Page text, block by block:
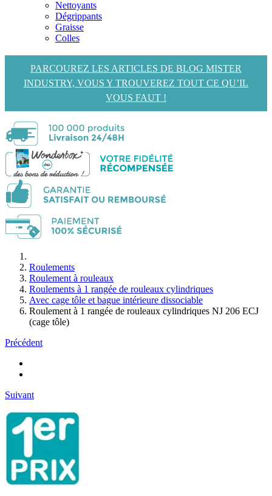
Nettoyants
Dégrippants
Graisse
Colles
PARCOUREZ LES ARTICLES DE BLOG MISTER
INDUSTRY, VOUS Y TROUVEREZ TOUT CE QU’IL
VOUS FAUT !
Roulements
Roulement à rouleaux
Roulements à 1 rangée de rouleaux cylindriques
Avec cage tôle et bague intérieure dissociable
Roulement à 1 rangée de rouleaux cylindriques NJ 206 ECJ
(cage tôle)
Précédent
Suivant